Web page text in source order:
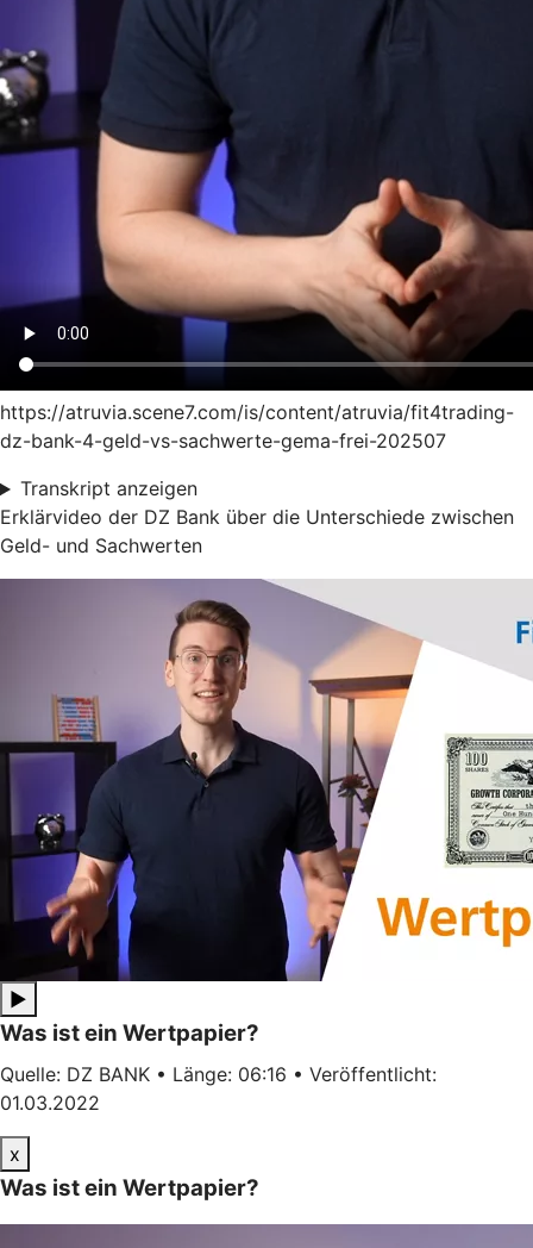
https://atruvia.scene7.com/is/content/atruvia/fit4trading-
dz-bank-4-geld-vs-sachwerte-gema-frei-202507
Transkript anzeigen
Erklärvideo der DZ Bank über die Unterschiede zwischen
Geld- und Sachwerten
▶
Was ist ein Wertpapier?
Quelle: DZ BANK • Länge: 06:16 • Veröffentlicht:
01.03.2022
x
Was ist ein Wertpapier?